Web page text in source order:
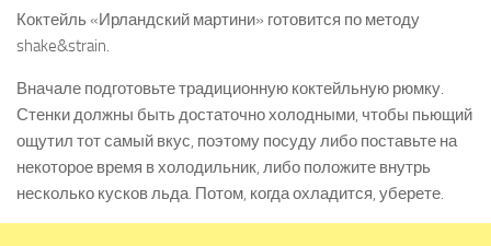
Коктейль «Ирландский мартини» готовится по методу
shake&strain.
Вначале подготовьте традиционную коктейльную рюмку.
Стенки должны быть достаточно холодными, чтобы пьющий
ощутил тот самый вкус, поэтому посуду либо поставьте на
некоторое время в холодильник, либо положите внутрь
несколько кусков льда. Потом, когда охладится, уберете.